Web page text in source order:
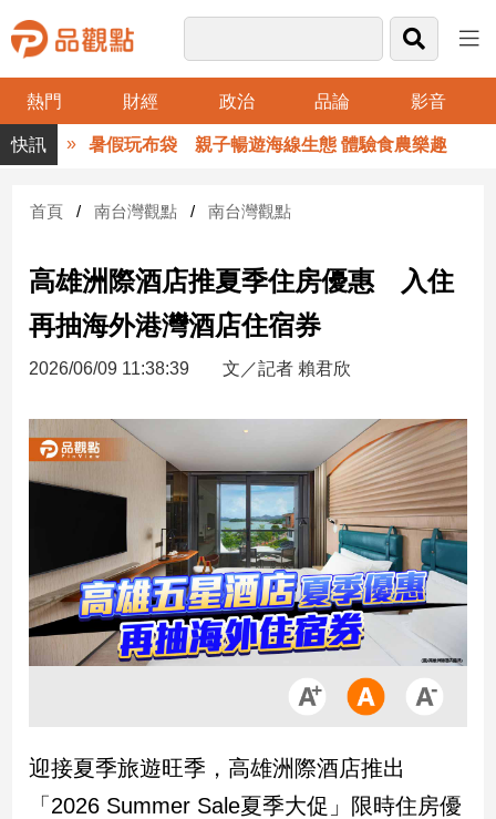
熱門 財經 政治 品論 影音
品
觀
財
台
財
新
產
經/
股
產
品
政
治
暑假玩布袋 親子暢遊海線生態 體驗食農樂趣
首頁 南台灣觀點 南台灣觀點
高雄洲際酒店推夏季住房優惠 入住
再抽海外港灣酒店住宿券
2026/06/09 11:38:39 文／記者 賴君欣
迎接夏季旅遊旺季，高雄洲際酒店推出
「2026 Summer Sale夏季大促」限時住房優